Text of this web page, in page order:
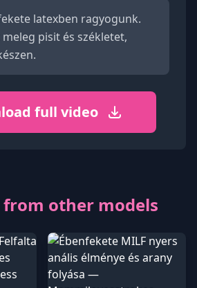
latexben ragyogunk.
pisit és székletet,
full video
from other models